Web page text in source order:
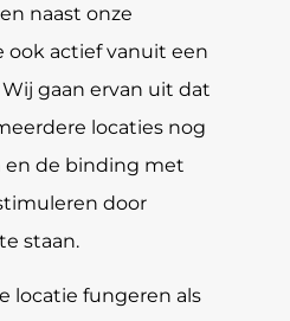
naast onze
ook actief vanuit een
gaan ervan uit dat
locaties nog
de binding met
door
staan.
locatie fungeren als